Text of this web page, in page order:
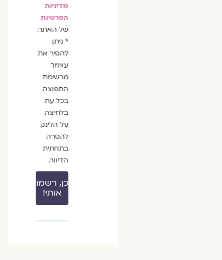
מדיניות
הפרטיות
של האתר.
* ניתן
להסיר את
עצמך
מרשימת
התפוצה
בכל עת
בלחיצה
על הלינק
להסרה
בתחתית
הדיוור.
כן, רשמו
אותי!